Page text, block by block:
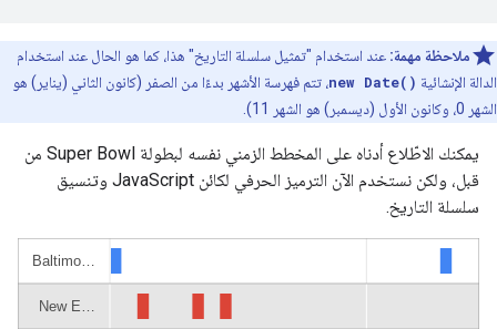
ملاحظة مهمة: عند استخدام "تمثيل سلسلة التاريخ" هذا، كما هو الحال عند استخدام
الدالة الإنشائية new Date()، تتم فهرسة الأشهر بدءًا من الصفر (كانون الثاني (يناير) هو
الشهر 0، وكانون الأول (ديسمبر) هو الشهر 11).
يمكنك الاطّلاع أدناه على المخطط الزمني نفسه لبطولة Super Bowl من
قبل، ولكن نستخدم الآن الترميز الحرفي لكائن JavaScript وتنسيق
سلسلة التاريخ.